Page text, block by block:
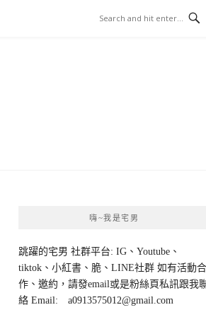
嗨~我是宅男
跳躍的宅男 社群平台: IG、Youtube、
tiktok、小紅書、脆、LINE社群 如有活動合
作、邀約，請發email或是粉絲頁私訊跟我
絡 Email: a0913575012@gmail.com